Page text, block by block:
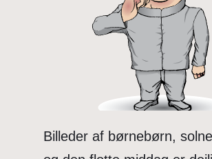
Billeder af børnebørn,